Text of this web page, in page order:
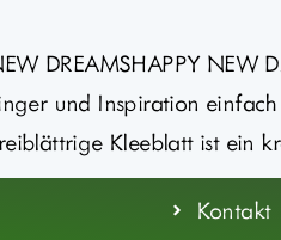
DREAMSHAPPY NEW
und Inspiration
Kleeblatt ist ein
Kontakt